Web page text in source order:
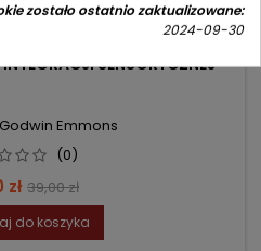
SENSORYCZNEJ
Emmons
(0)
zł Cena
podstawowa
39,00 zł
do koszyka
zostało ostatnio zaktualizowane:
2024-09-30